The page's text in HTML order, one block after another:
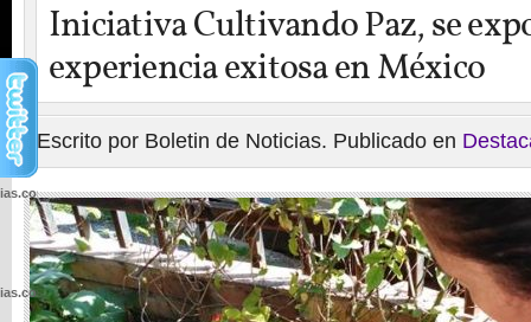
Iniciativa Cultivando Paz, se
experiencia exitosa en México
Escrito por Boletin de Noticias. Publicado en
wp-
wp-